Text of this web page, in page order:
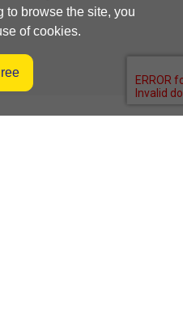
to browse the site, you
of cookies.